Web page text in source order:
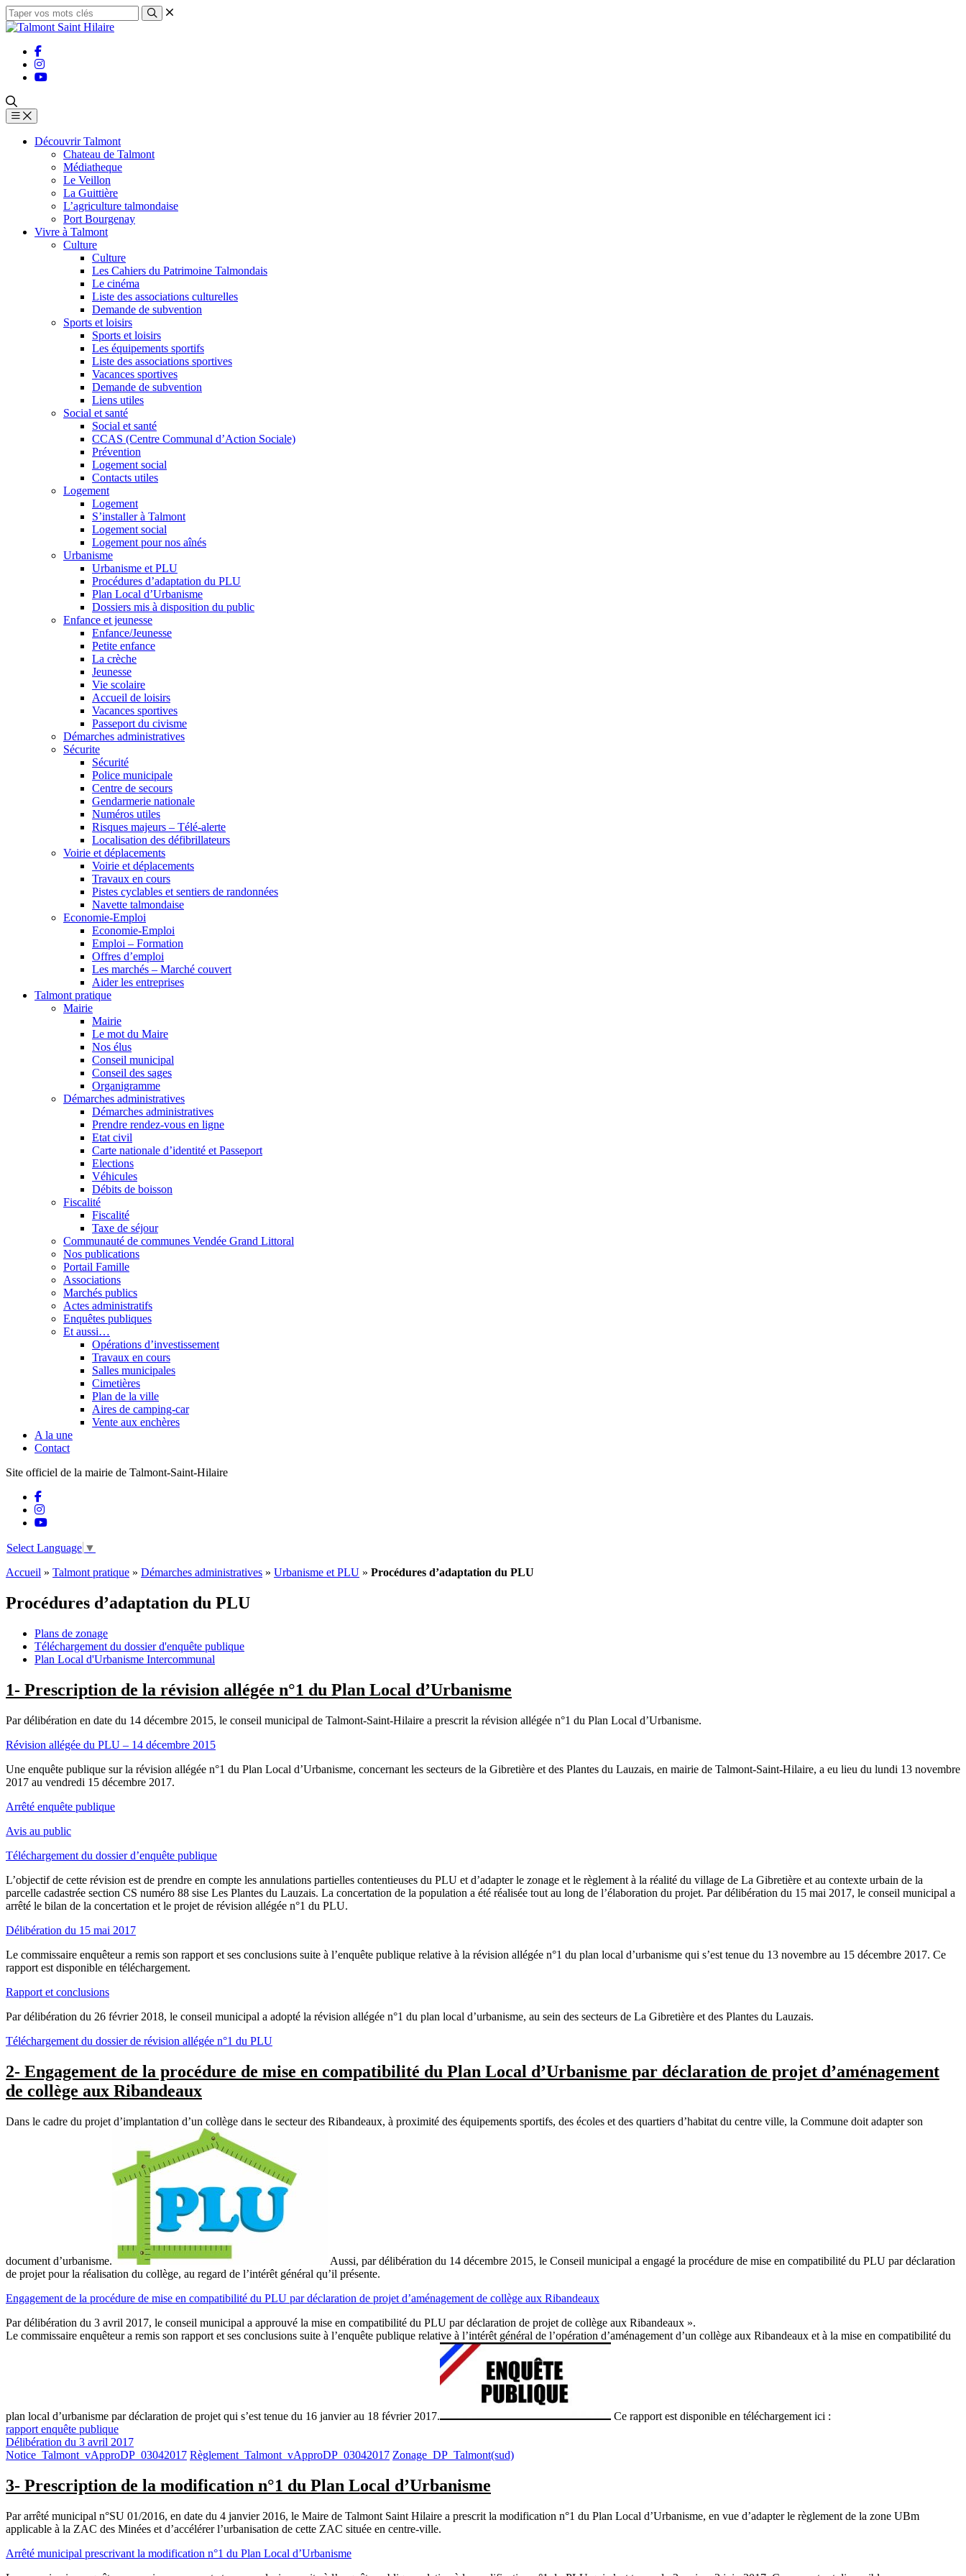
Découvrir Talmont
Chateau de Talmont
Médiatheque
Le Veillon
La Guittière
L’agriculture talmondaise
Port Bourgenay
Vivre à Talmont
Culture
Culture
Les Cahiers du Patrimoine Talmondais
Le cinéma
Liste des associations culturelles
Demande de subvention
Sports et loisirs
Sports et loisirs
Les équipements sportifs
Liste des associations sportives
Vacances sportives
Demande de subvention
Liens utiles
Social et santé
Social et santé
CCAS (Centre Communal d’Action Sociale)
Prévention
Logement social
Contacts utiles
Logement
Logement
S’installer à Talmont
Logement social
Logement pour nos aînés
Urbanisme
Urbanisme et PLU
Procédures d’adaptation du PLU
Plan Local d’Urbanisme
Dossiers mis à disposition du public
Enfance et jeunesse
Enfance/Jeunesse
Petite enfance
La crèche
Jeunesse
Vie scolaire
Accueil de loisirs
Vacances sportives
Passeport du civisme
Démarches administratives
Sécurite
Sécurité
Police municipale
Centre de secours
Gendarmerie nationale
Numéros utiles
Risques majeurs – Télé-alerte
Localisation des défibrillateurs
Voirie et déplacements
Voirie et déplacements
Travaux en cours
Pistes cyclables et sentiers de randonnées
Navette talmondaise
Economie-Emploi
Economie-Emploi
Emploi – Formation
Offres d’emploi
Les marchés – Marché couvert
Aider les entreprises
Talmont pratique
Mairie
Mairie
Le mot du Maire
Nos élus
Conseil municipal
Conseil des sages
Organigramme
Démarches administratives
Démarches administratives
Prendre rendez-vous en ligne
Etat civil
Carte nationale d’identité et Passeport
Elections
Véhicules
Débits de boisson
Fiscalité
Fiscalité
Taxe de séjour
Communauté de communes Vendée Grand Littoral
Nos publications
Portail Famille
Associations
Marchés publics
Actes administratifs
Enquêtes publiques
Et aussi…
Opérations d’investissement
Travaux en cours
Salles municipales
Cimetières
Plan de la ville
Aires de camping-car
Vente aux enchères
A la une
Contact
Site officiel de la mairie de Talmont-Saint-Hilaire
Select Language ▼
Accueil » Talmont pratique » Démarches administratives » Urbanisme et PLU » Procédures d’adaptation du PLU
Procédures d’adaptation du PLU
Plans de zonage
Téléchargement du dossier d'enquête publique
Plan Local d'Urbanisme Intercommunal
1- Prescription de la révision allégée n°1 du Plan Local d’Urbanisme
Par délibération en date du 14 décembre 2015, le conseil municipal de Talmont-Saint-Hilaire a prescrit la révision allégée n°1 du Plan Local d’Urbanisme.
Révision allégée du PLU – 14 décembre 2015
Une enquête publique sur la révision allégée n°1 du Plan Local d’Urbanisme, concernant les secteurs de la Gibretière et des Plantes du Lauzais, en mairie de Talmont-Saint-Hilaire, a eu lieu du lundi 13 novembre
2017 au vendredi 15 décembre 2017.
Arrêté enquête publique
Avis au public
Téléchargement du dossier d’enquête publique
L’objectif de cette révision est de prendre en compte les annulations partielles contentieuses du PLU et d’adapter le zonage et le règlement à la réalité du village de La Gibretière et au contexte urbain de la
parcelle cadastrée section CS numéro 88 sise Les Plantes du Lauzais. La concertation de la population a été réalisée tout au long de l’élaboration du projet. Par délibération du 15 mai 2017, le conseil municipal a
arrêté le bilan de la concertation et le projet de révision allégée n°1 du PLU.
Délibération du 15 mai 2017
Le commissaire enquêteur a remis son rapport et ses conclusions suite à l’enquête publique relative à la révision allégée n°1 du plan local d’urbanisme qui s’est tenue du 13 novembre au 15 décembre 2017. Ce
rapport est disponible en téléchargement.
Rapport et conclusions
Par délibération du 26 février 2018, le conseil municipal a adopté la révision allégée n°1 du plan local d’urbanisme, au sein des secteurs de La Gibretière et des Plantes du Lauzais.
Téléchargement du dossier de révision allégée n°1 du PLU
2- Engagement de la procédure de mise en compatibilité du Plan Local d’Urbanisme par déclaration de projet d’aménagement
de collège aux Ribandeaux
Dans le cadre du projet d’implantation d’un collège dans le secteur des Ribandeaux, à proximité des équipements sportifs, des écoles et des quartiers d’habitat du centre ville, la Commune doit adapter son
document d’urbanisme.
Aussi, par délibération du 14 décembre 2015, le Conseil municipal a engagé la procédure de mise en compatibilité du PLU par déclaration
de projet pour la réalisation du collège, au regard de l’intérêt général qu’il présente.
Engagement de la procédure de mise en compatibilité du PLU par déclaration de projet d’aménagement de collège aux Ribandeaux
Par délibération du 3 avril 2017, le conseil municipal a approuvé la mise en compatibilité du PLU par déclaration de projet de collège aux Ribandeaux ».
Le commissaire enquêteur a remis son rapport et ses conclusions suite à l’enquête publique relative à l’intérêt général de l’opération d’aménagement d’un collège aux Ribandeaux et à la mise en compatibilité du
plan local d’urbanisme par déclaration de projet qui s’est tenue du 16 janvier au 18 février 2017.
Ce rapport est disponible en téléchargement ici :
rapport enquête publique
Délibération du 3 avril 2017
Notice_Talmont_vApproDP_03042017 Règlement_Talmont_vApproDP_03042017 Zonage_DP_Talmont(sud)
3- Prescription de la modification n°1 du Plan Local d’Urbanisme
Par arrêté municipal n°SU 01/2016, en date du 4 janvier 2016, le Maire de Talmont Saint Hilaire a prescrit la modification n°1 du Plan Local d’Urbanisme, en vue d’adapter le règlement de la zone UBm
applicable à la ZAC des Minées et d’accélérer l’urbanisation de cette ZAC située en centre-ville.
Arrêté municipal prescrivant la modification n°1 du Plan Local d’Urbanisme